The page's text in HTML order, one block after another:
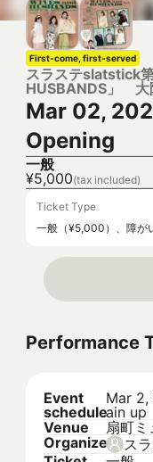
First-come, first-served
スラステslatstick
HUSBANDS」 大
Mar 02,
Opening
一般
¥5,000(tax included)
Ticket Type
一般（¥5,000）、障が
Performance
Event
schedule
Mar
ain up
Venue
扇町ミ
Organizer ス